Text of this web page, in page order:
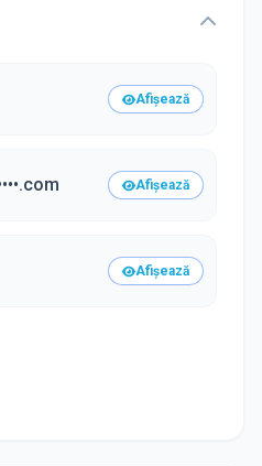
Afișează
Afișează
Afișează